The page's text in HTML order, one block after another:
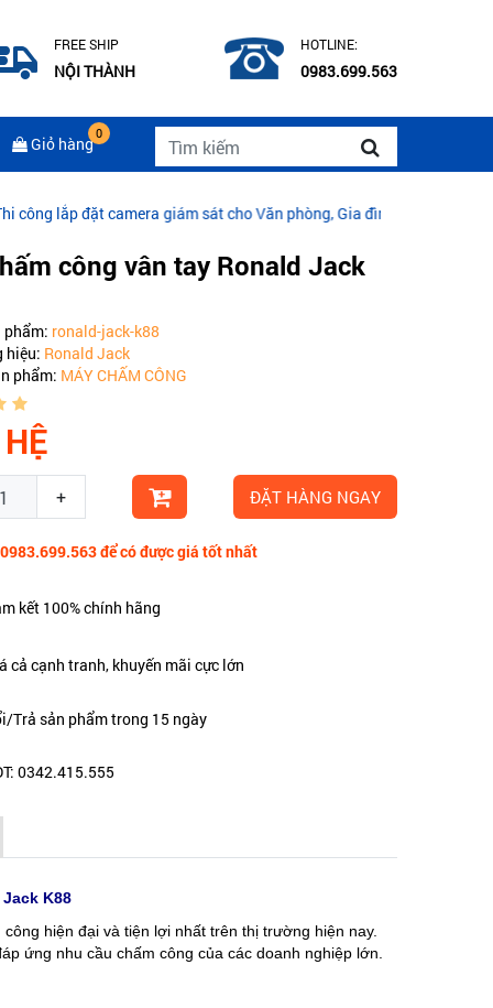
FREE SHIP
NỘI THÀNH
HOTLINE:
0983.699.563
Giỏ hàng
0
camera giám sát cho Văn phòng, Gia đình|CÁP QUANG
công vân tay Ronald Jack
phẩm: ronald-jack-k88
hiệu: Ronald Jack
phẩm: MÁY CHẤM CÔNG
+ ĐẶT HÀNG NGAY
để có được giá tốt nhất
kết 100% chính hãng
cả cạnh tranh, khuyến mãi cực lớn
Trả sản phẩm trong 15 ngày
0342.415.555
K88
hiện đại và tiện lợi nhất trên thị trường hiện nay.
ứng nhu cầu chấm công của các doanh nghiệp lớn.